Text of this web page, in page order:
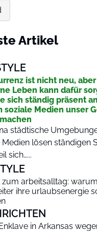
Artikel
ist nicht neu,
Leben kann dafür
sich ständig präsent
soziale Medien unser
städtische
Medien lösen ständigen
sich…...
arbeitsalltag: warum
ihre urlaubsenergie
in Arkansas